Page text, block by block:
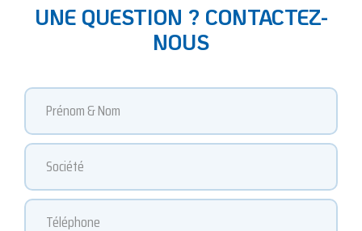
UNE QUESTION ? CONTACTEZ-
NOUS